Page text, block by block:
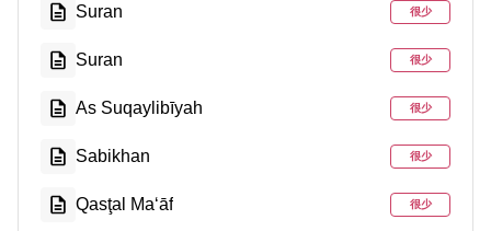
Suran 很少
Suran 很少
As Suqaylibīyah 很少
Sabikhan 很少
Qasţal Ma‘āf 很少